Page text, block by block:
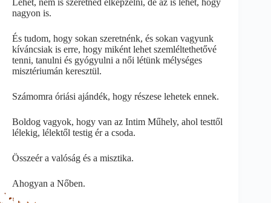
Lehet, nem is szeretnéd elképzelni, de az is lehet, hogy
nagyon is.
És tudom, hogy sokan szeretnénk, és sokan vagyunk
kíváncsiak is erre, hogy miként lehet szemléltethetővé
tenni, tanulni és gyógyulni a női létünk mélységes
misztériumán keresztül.
Számomra óriási ajándék, hogy részese lehetek ennek.
Boldog vagyok, hogy van az Intim Műhely, ahol testtől
lélekig, lélektől testig ér a csoda.
Összeér a valóság és a misztika.
Ahogyan a Nőben.